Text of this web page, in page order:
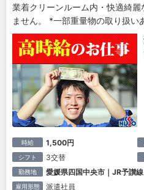
業着クリーンルーム内・快適綺
ません。 *一部重量物の取り扱い
時給 1,500円
シフト 3交替
勤務地 愛媛県四国中央市｜JR予讃
雇用形態 派遣社員